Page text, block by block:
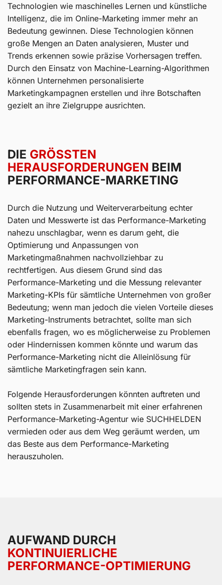
Technologien wie maschinelles Lernen und künstliche
Intelligenz, die im Online-Marketing immer mehr an
Bedeutung gewinnen. Diese Technologien können
große Mengen an Daten analysieren, Muster und
Trends erkennen sowie präzise Vorhersagen treffen.
Durch den Einsatz von Machine-Learning-Algorithmen
können Unternehmen personalisierte
Marketingkampagnen erstellen und ihre Botschaften
gezielt an ihre Zielgruppe ausrichten.
DIE GRÖSSTEN
HERAUSFORDERUNGEN BEIM
PERFORMANCE-MARKETING
Durch die Nutzung und Weiterverarbeitung echter
Daten und Messwerte ist das Performance-Marketing
nahezu unschlagbar, wenn es darum geht, die
Optimierung und Anpassungen von
Marketingmaßnahmen nachvollziehbar zu
rechtfertigen. Aus diesem Grund sind das
Performance-Marketing und die Messung relevanter
Marketing-KPIs für sämtliche Unternehmen von großer
Bedeutung; wenn man jedoch die vielen Vorteile dieses
Marketing-Instruments betrachtet, sollte man sich
ebenfalls fragen, wo es möglicherweise zu Problemen
oder Hindernissen kommen könnte und warum das
Performance-Marketing nicht die Alleinlösung für
sämtliche Marketingfragen sein kann.
Folgende Herausforderungen könnten auftreten und
sollten stets in Zusammenarbeit mit einer erfahrenen
Performance-Marketing-Agentur wie SUCHHELDEN
vermieden oder aus dem Weg geräumt werden, um
das Beste aus dem Performance-Marketing
herauszuholen.
AUFWAND DURCH
KONTINUIERLICHE
PERFORMANCE-OPTIMIERUNG